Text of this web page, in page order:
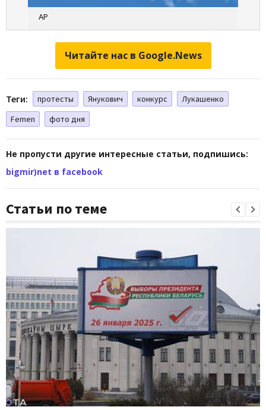
AP
Читайте нас в Google.News
Теги: протесты Янукович конкурс
Лукашенко
Femen
фото дня
Не пропусти другие интересные статьи, подпишись:
bigmir)net в facebook
Статьи по теме